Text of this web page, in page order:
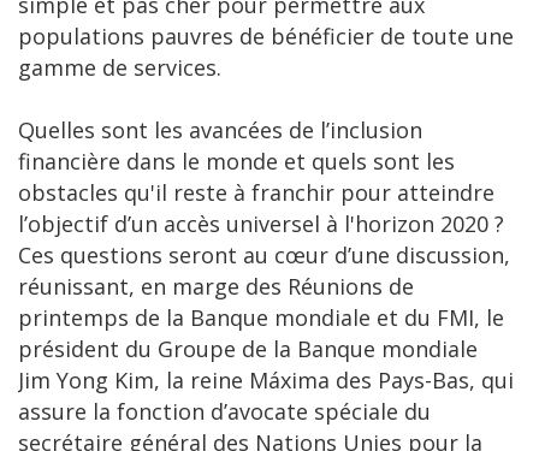
populations pauvres de bénéficier de toute une
gamme de services.
Quelles sont les avancées de l’inclusion
financière dans le monde et quels sont les
obstacles qu'il reste à franchir pour atteindre
l’objectif d’un accès universel à l'horizon 2020 ?
Ces questions seront au cœur d’une discussion,
réunissant, en marge des Réunions de
printemps de la Banque mondiale et du FMI, le
président du Groupe de la Banque mondiale
Jim Yong Kim, la reine Máxima des Pays-Bas, qui
assure la fonction d’avocate spéciale du
secrétaire général des Nations Unies pour la